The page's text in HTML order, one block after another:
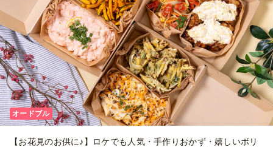
オードブル
【お花見のお供に♪】ロケでも人気・手作りおかず・嬉しいボリ